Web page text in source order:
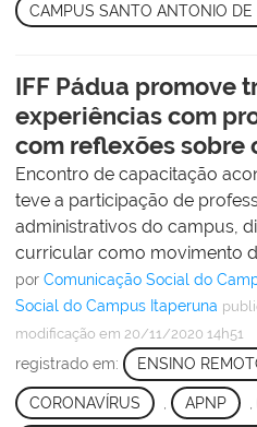
CAMPUS SANTO ANTONIO DE
IFF Pádua promove
experiências com
com reflexões sobre
Encontro de capacitação
teve a participação de
administrativos do campus,
curricular como movimento
por Comunicação Social do
Social do Campus Itaperuna
modificação em 20/11/2020 14h51
registrado em: ENSINO
CORONAVÍRUS APNP